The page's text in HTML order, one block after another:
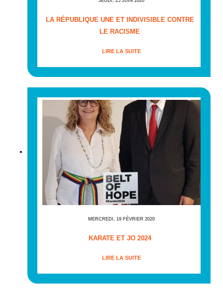
LA RÉPUBLIQUE UNE ET INDIVISIBLE CONTRE
LE RACISME
LIRE LA SUITE
MERCREDI, 19 FÉVRIER 2020
KARATE ET JO 2024
LIRE LA SUITE